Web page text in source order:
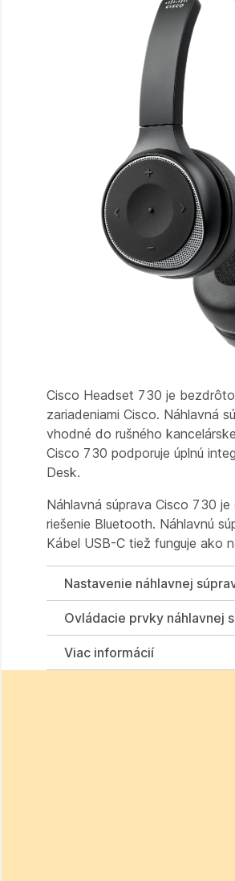
Cisco Headset 730 je
zariadeniami Cisco. Náhlavná
vhodné do rušného
Cisco 730 podporuje úplnú
Desk.
Náhlavná súprava Cisco 730
riešenie Bluetooth. Náhlavnú
Kábel USB-C tiež funguje ako
Nastavenie náhlavnej
Ovládacie prvky náhlavnej
Viac informácií